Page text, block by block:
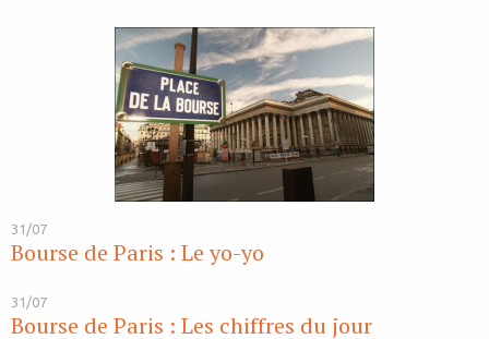
31/07
Bourse de Paris : Le yo-yo
31/07
Bourse de Paris : Les chiffres du jour